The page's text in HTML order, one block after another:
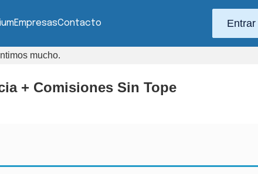
EmpresasContacto Entrar
mucho.
+ Comisiones Sin Tope